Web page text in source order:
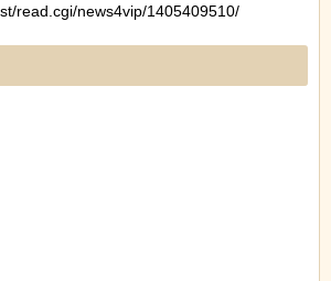
read.cgi/news4vip/1405409510/